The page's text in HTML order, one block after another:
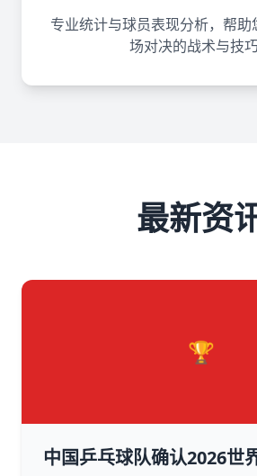
专业统计与球员表现分析，帮
场对决的战术与技巧
最新资
🏆
中国乒乓球队确认2026世